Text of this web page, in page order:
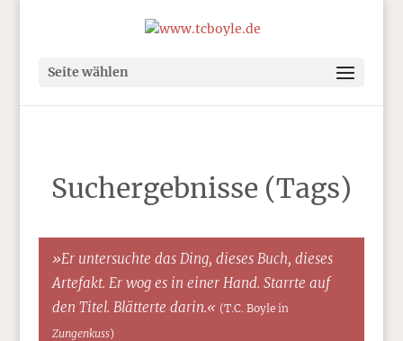
Seite wählen
Suchergebnisse (Tags)
»Er untersuchte das Ding, dieses Buch, dieses
Artefakt. Er wog es in einer Hand. Starrte auf
den Titel. Blätterte darin.« (T.C. Boyle in
Zungenkuss)